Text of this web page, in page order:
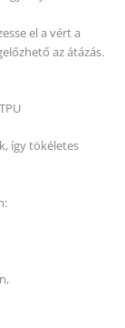
el a vért a
az átázás.
így tökéletes